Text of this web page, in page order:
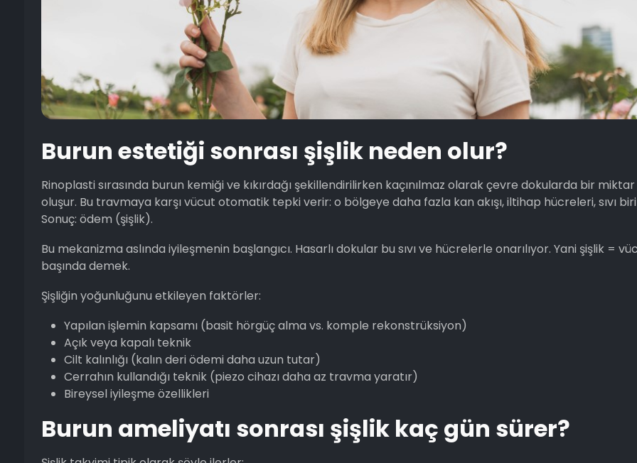
Burun estetiği sonrası şişlik neden olur?
Rinoplasti sırasında burun kemiği ve kıkırdağı şekillendirilirken kaçınılmaz olarak çevre dokularda bir
oluşur. Bu travmaya karşı vücut otomatik tepki verir: o bölgeye daha fazla kan akışı, iltihap hücreleri, sıvı
Sonuç: ödem (şişlik).
Bu mekanizma aslında iyileşmenin başlangıcı. Hasarlı dokular bu sıvı ve hücrelerle onarılıyor. Yani şişlik =
başında demek.
Şişliğin yoğunluğunu etkileyen faktörler:
Yapılan işlemin kapsamı (basit hörgüç alma vs. komple rekonstrüksiyon)
Açık veya kapalı teknik
Cilt kalınlığı (kalın deri ödemi daha uzun tutar)
Cerrahın kullandığı teknik (piezo cihazı daha az travma yaratır)
Bireysel iyileşme özellikleri
Burun ameliyatı sonrası şişlik kaç gün sürer?